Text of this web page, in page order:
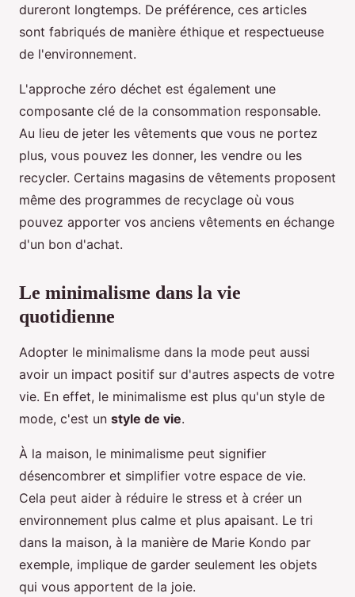
dureront longtemps. De préférence, ces articles
sont fabriqués de manière éthique et respectueuse
de l'environnement.
L'approche zéro déchet est également une
composante clé de la consommation responsable.
Au lieu de jeter les vêtements que vous ne portez
plus, vous pouvez les donner, les vendre ou les
recycler. Certains magasins de vêtements proposent
même des programmes de recyclage où vous
pouvez apporter vos anciens vêtements en échange
d'un bon d'achat.
Le minimalisme dans la vie
quotidienne
Adopter le minimalisme dans la mode peut aussi
avoir un impact positif sur d'autres aspects de votre
vie. En effet, le minimalisme est plus qu'un style de
mode, c'est un style de vie.
À la maison, le minimalisme peut signifier
désencombrer et simplifier votre espace de vie.
Cela peut aider à réduire le stress et à créer un
environnement plus calme et plus apaisant. Le tri
dans la maison, à la manière de Marie Kondo par
exemple, implique de garder seulement les objets
qui vous apportent de la joie.